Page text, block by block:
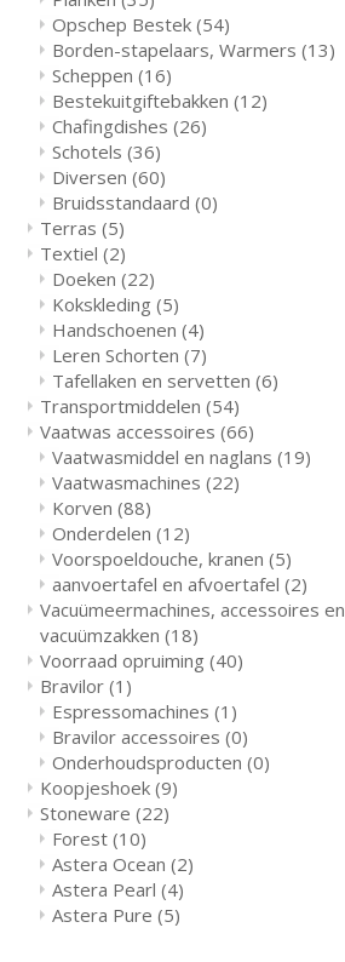
Opschep Bestek (54)
Borden-stapelaars, Warmers (13)
Scheppen (16)
Bestekuitgiftebakken (12)
Chafingdishes (26)
Schotels (36)
Diversen (60)
Bruidsstandaard (0)
Terras (5)
Textiel (2)
Doeken (22)
Kokskleding (5)
Handschoenen (4)
Leren Schorten (7)
Tafellaken en servetten (6)
Transportmiddelen (54)
Vaatwas accessoires (66)
Vaatwasmiddel en naglans (19)
Vaatwasmachines (22)
Korven (88)
Onderdelen (12)
Voorspoeldouche, kranen (5)
aanvoertafel en afvoertafel (2)
Vacuümeermachines, accessoires en
vacuümzakken (18)
Voorraad opruiming (40)
Bravilor (1)
Espressomachines (1)
Bravilor accessoires (0)
Onderhoudsproducten (0)
Koopjeshoek (9)
Stoneware (22)
Forest (10)
Astera Ocean (2)
Astera Pearl (4)
Astera Pure (5)